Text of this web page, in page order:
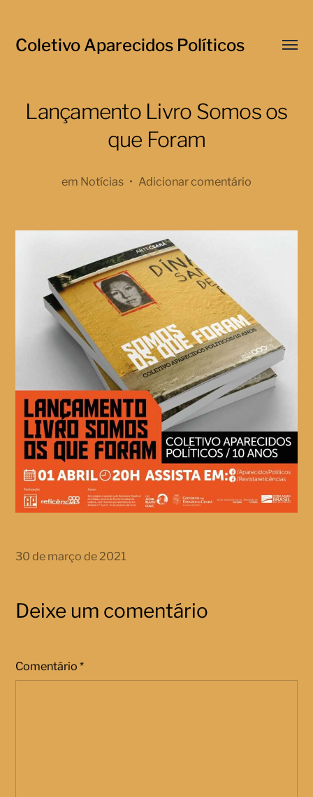
Coletivo Aparecidos Políticos
Menu
Lançamento Livro Somos os
que Foram
em Notícias • Adicionar comentário
30 de março de 2021
Deixe um comentário
Comentário*